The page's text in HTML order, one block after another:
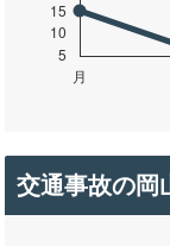
交通事故の岡